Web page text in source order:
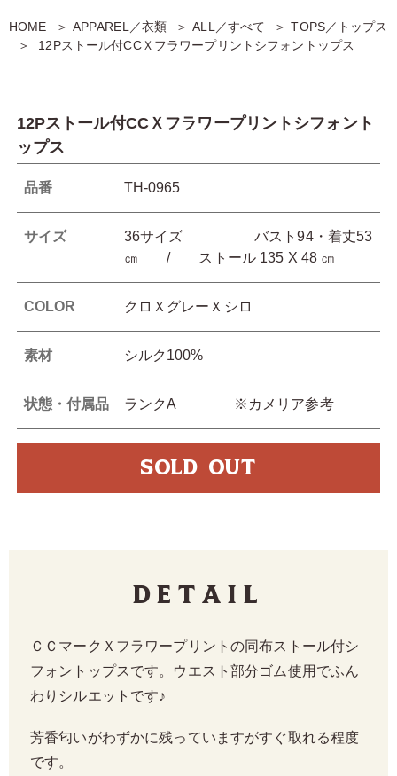
HOME APPAREL／衣類 ALL／すべて
TOPS／トップス
12Pストール付CCＸフラワープリントシフォントップス
12Pストール付CCＸフラワープリントシフォント
ップス
品番 TH-0965
サイズ
36サイズ バスト94・着丈53
㎝ / ストール 135 X 48 ㎝
COLOR クロＸグレーＸシロ
素材 シルク100%
状態・付属品 ランクA ※カメリア参考
SOLD OUT
Detail
ＣＣマークＸフラワープリントの同布ストール付シ
フォントップスです。ウエスト部分ゴム使用でふん
わりシルエットです♪
芳香匂いがわずかに残っていますがすぐ取れる程度
です。